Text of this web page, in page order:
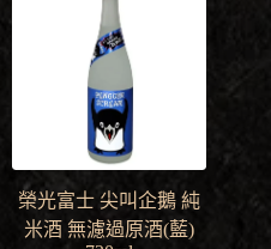
榮光富士 尖叫企鵝 純
米酒 無濾過原酒(藍)